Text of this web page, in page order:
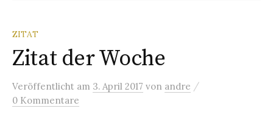
ZITAT
Zitat der Woche
Veröffentlicht am 3. April 2017 von andre /
0 Kommentare